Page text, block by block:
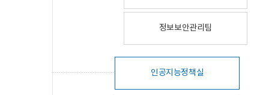
정보보안관리팀
인공지능정책실